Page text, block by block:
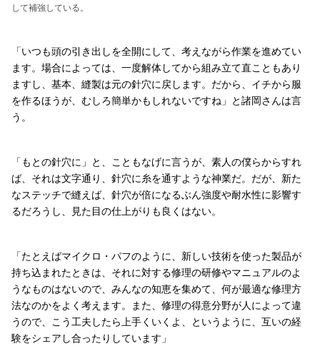
して補強している。
「いつも頭の引き出しを全開にして、考えながら作業を進めてい
ます。場合によっては、一度解体してから組み立て直こともあり
ますし、基本、縫製は元の針穴に戻します。だから、イチから服
を作るほうが、むしろ簡単かもしれないですね」と諸岡さんは言
う。
「もとの針穴に」と、こともなげに言うが、素人の僕らからすれ
ば、それは文字通り、針穴に糸を通すような神業だ。だが、新た
なステッチで縫えば、針穴が倍になるぶん強度や耐水性に影響す
るだろうし、見た目の仕上がりも良くはない。
「たとえばマイクロ・パフのように、新しい技術を使った製品が
持ち込まれたときは、それに対する修理の研修やマニュアルのよ
うなものはないので、みんなの知恵を集めて、何が最適な修理方
法なのかをよく考えます。また、修理の得意分野が人によって違
うので、こう工夫したら上手くいくよ、というように、互いの経
験をシェアし合ったりしています」